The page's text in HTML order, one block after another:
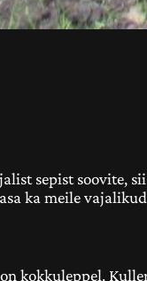
sepist soovite,
ka meile
kokkuleppel.